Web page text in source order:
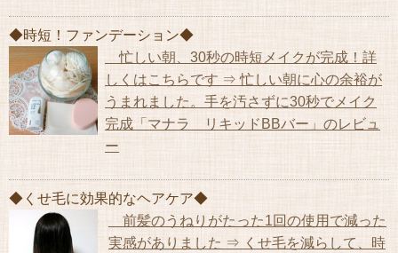
◆時短！ファンデーション◆
忙しい朝、30秒の時短メイクが完成！詳
しくはこちらです ⇒ 忙しい朝に心の余裕が
うまれました。手を汚さずに30秒でメイク
完成「マナラ リキッドBBバー」のレビュ
ー
◆くせ毛に効果的なヘアケア◆
前髪のうねりがたった1回の使用で減った
実感がありました ⇒ くせ毛を減らして、時